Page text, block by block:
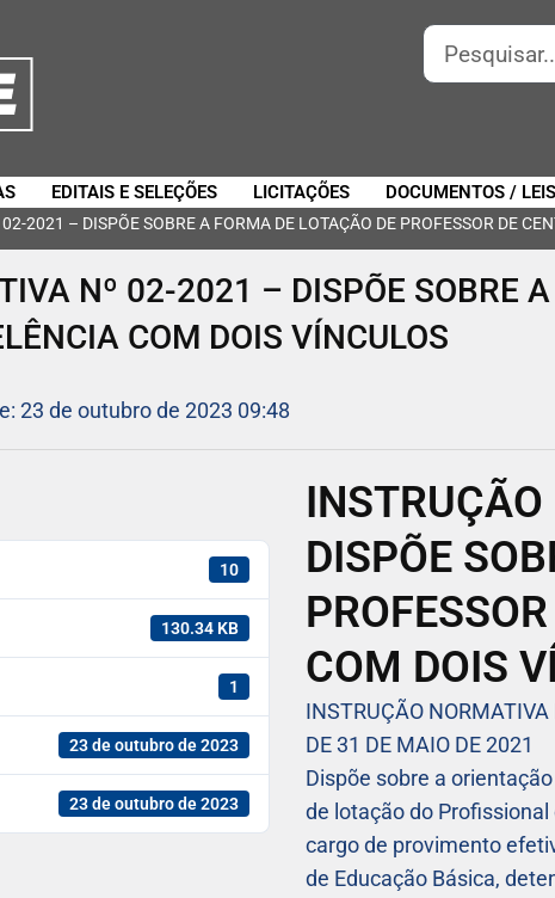
EDITAIS E SELEÇÕES LICITAÇÕES DOCUMENTOS / LEIS
2021 – DISPÕE SOBRE A FORMA DE LOTAÇÃO DE PROFESSOR DE
Nº 02-2021 – DISPÕE SOBRE
COM DOIS VÍNCULOS
23 de outubro de 2023 09:48
10
130.34 KB
1
23 de outubro de 2023
23 de outubro de 2023
DISPÕE
COM DOIS
INSTRUÇÃO
DE 31 DE MAIO DE 2021
Dispõe sobre a
de lotação do
cargo de provimento
de Educação Básica,